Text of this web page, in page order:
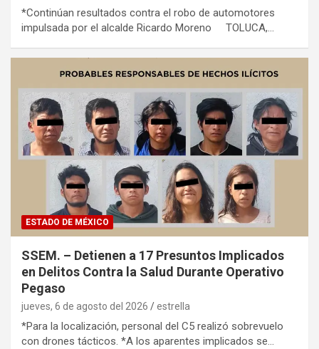
*Continúan resultados contra el robo de automotores
impulsada por el alcalde Ricardo Moreno TOLUCA,…
ESTADO DE MÉXICO
SSEM. – Detienen a 17 Presuntos Implicados
en Delitos Contra la Salud Durante Operativo
Pegaso
jueves, 6 de agosto del 2026 estrella
*Para la localización, personal del C5 realizó sobrevuelo
con drones tácticos. *A los aparentes implicados se…